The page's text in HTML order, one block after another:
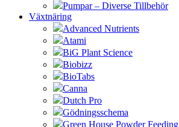
Pumpar – Diverse Tillbehör
Växtnäring
Advanced Nutrients
Atami
BiG Plant Science
Biobizz
BioTabs
Canna
Dutch Pro
Gödningsschema
Green House Powder Feeding